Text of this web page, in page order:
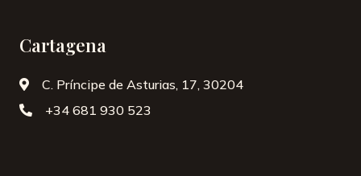
Cartagena
C. Príncipe de Asturias, 17, 30204
+34 ‭681 930 523‬